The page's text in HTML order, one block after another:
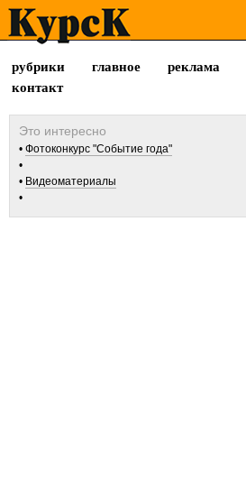
рубрики главное реклама
контакт
Фотоконкурс "Событие года"
Видеоматериалы